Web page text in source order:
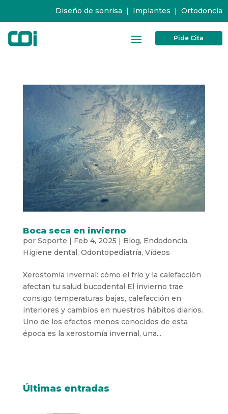
Diseño de sonrisa | Implantes | Ortodoncia
Pide Cita
Boca seca en invierno
por Soporte Feb 4, 2025 Blog, Endodoncia,
Higiene dental , Odontopediatría, Vídeos
Xerostomía invernal: cómo el frío y la calefacción
afectan tu salud bucodental El invierno trae
consigo temperaturas bajas, calefacción en
interiores y cambios en nuestros hábitos diarios.
Uno de los efectos menos conocidos de esta
época es la xerostomía invernal, una...
Últimas entradas